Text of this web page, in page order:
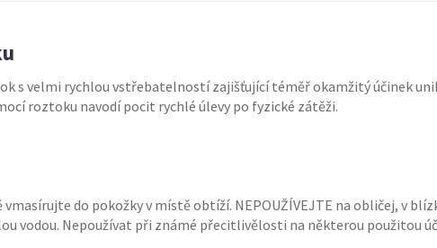
s velmi rychlou vstřebatelností zajišťující téměř okamžitý účinek
roztoku navodí pocit rychlé úlevy po fyzické zátěži.
do pokožky v místě obtíží. NEPOUŽÍVEJTE na obličej, v
vodou. Nepoužívat při známé přecitlivělosti na některou použitou